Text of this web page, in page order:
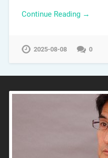
Continue Reading →
2025-08-08 0